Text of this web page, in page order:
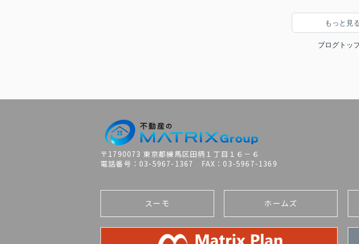
もっと見る
ブログトッ
〒1790073 東京都練馬区田柄１丁目１６－６
電話番号：03-5967-1367 FAX：03-5967-1369
スーモ ホームズ